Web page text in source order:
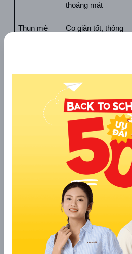
thoáng mát
Thun mè
Co giãn tốt, thông
cơ thể
Thấm hút tốt, kháng
khuẩn, chống tia
UV, thân thiện với
môi trường
Mềm mịn, giá thành
rẻ
Thấm hút tốt,
thoáng mát, ít nhăn,
thân thiện môi
trường